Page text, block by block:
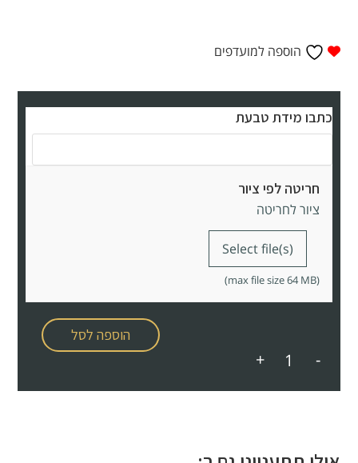
הוספה למועדפים
כתבו מידת טבעת
חריטה לפי ציור
ציור לחריטה
Select file(s)
(max file size 64 MB)
-
+
הוספה לסל